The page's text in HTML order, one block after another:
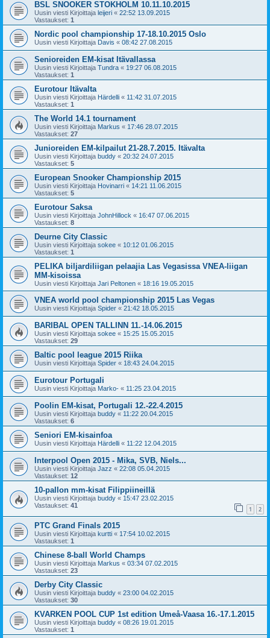
BSL SNOOKER STOKHOLM 10.11.10.2015
Uusin viesti Kirjoittaja leijeri « 22:52 13.09.2015
Vastaukset: 1
Nordic pool championship 17-18.10.2015 Oslo
Uusin viesti Kirjoittaja Davis « 08:42 27.08.2015
Senioreiden EM-kisat Itävallassa
Uusin viesti Kirjoittaja Tundra « 19:27 06.08.2015
Vastaukset: 1
Eurotour Itävalta
Uusin viesti Kirjoittaja Härdelli « 11:42 31.07.2015
Vastaukset: 1
The World 14.1 tournament
Uusin viesti Kirjoittaja Markus « 17:46 28.07.2015
Vastaukset: 27
Junioreiden EM-kilpailut 21-28.7.2015. Itävalta
Uusin viesti Kirjoittaja buddy « 20:32 24.07.2015
Vastaukset: 5
European Snooker Championship 2015
Uusin viesti Kirjoittaja Hovinarri « 14:21 11.06.2015
Vastaukset: 5
Eurotour Saksa
Uusin viesti Kirjoittaja JohnHillock « 16:47 07.06.2015
Vastaukset: 8
Deurne City Classic
Uusin viesti Kirjoittaja sokee « 10:12 01.06.2015
Vastaukset: 1
PELIKA biljardiliigan pelaajia Las Vegasissa VNEA-liigan
MM-kisoissa
Uusin viesti Kirjoittaja Jari Peltonen « 18:16 19.05.2015
VNEA world pool championship 2015 Las Vegas
Uusin viesti Kirjoittaja Spider « 21:42 18.05.2015
BARIBAL OPEN TALLINN 11.-14.06.2015
Uusin viesti Kirjoittaja sokee « 15:25 15.05.2015
Vastaukset: 29
Baltic pool league 2015 Riika
Uusin viesti Kirjoittaja Spider « 18:43 24.04.2015
Eurotour Portugali
Uusin viesti Kirjoittaja Marko- « 11:25 23.04.2015
Poolin EM-kisat, Portugali 12.-22.4.2015
Uusin viesti Kirjoittaja buddy « 11:22 20.04.2015
Vastaukset: 6
Seniori EM-kisainfoa
Uusin viesti Kirjoittaja Härdelli « 11:22 12.04.2015
Interpool Open 2015 - Mika, SVB, Niels...
Uusin viesti Kirjoittaja Jazz « 22:08 05.04.2015
Vastaukset: 12
10-pallon mm-kisat Filippiineillä
Uusin viesti Kirjoittaja buddy « 15:47 23.02.2015
Vastaukset: 41 1 2
PTC Grand Finals 2015
Uusin viesti Kirjoittaja kurtti « 17:54 10.02.2015
Vastaukset: 1
Chinese 8-ball World Champs
Uusin viesti Kirjoittaja Markus « 03:34 07.02.2015
Vastaukset: 23
Derby City Classic
Uusin viesti Kirjoittaja buddy « 23:00 04.02.2015
Vastaukset: 30
KVARKEN POOL CUP 1st edition Umeå-Vaasa 16.-17.1.2015
Uusin viesti Kirjoittaja buddy « 08:26 19.01.2015
Vastaukset: 1